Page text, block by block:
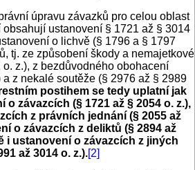
úpravu závazků pro celou oblast
ustanovení § 1721 až § 3014
o lichvě (§ 1796 a § 1797
tj. ze způsobení škody a nemajetkové
z.), z bezdůvodného obohacení
a z nekalé soutěže (§ 2976 až § 2989
postihem se tedy uplatní jak
závazcích (§ 1721 až § 2054 o. z.),
z právních jednání (§ 2055 až
o závazcích z deliktů (§ 2894 až
i ustanovení o závazcích z jiných
až 3014 o. z.).[2]